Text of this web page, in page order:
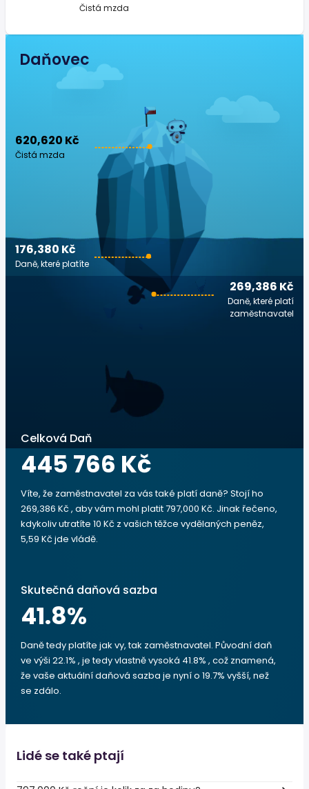
Čistá mzda
Daňovec
620,620 Kč
Čistá mzda
269,386 Kč
Daně, které platí
zaměstnavatel
176,380 Kč
Daně, které platíte
Celková Daň
445 766 Kč
Víte, že zaměstnavatel za vás také platí daně? Stojí ho
269,386 Kč , aby vám mohl platit 797,000 Kč. Jinak řečeno,
kdykoliv utratíte 10 Kč z vašich těžce vydělaných peněz,
5,59 Kč jde vládě.
Skutečná daňová sazba
41.8%
Daně tedy platíte jak vy, tak zaměstnavatel. Původní daň
ve výši 22.1% , je tedy vlastně vysoká 41.8% , což znamená,
že vaše aktuální daňová sazba je nyní o 19.7% vyšší, než
se zdálo.
Lidé se také ptají